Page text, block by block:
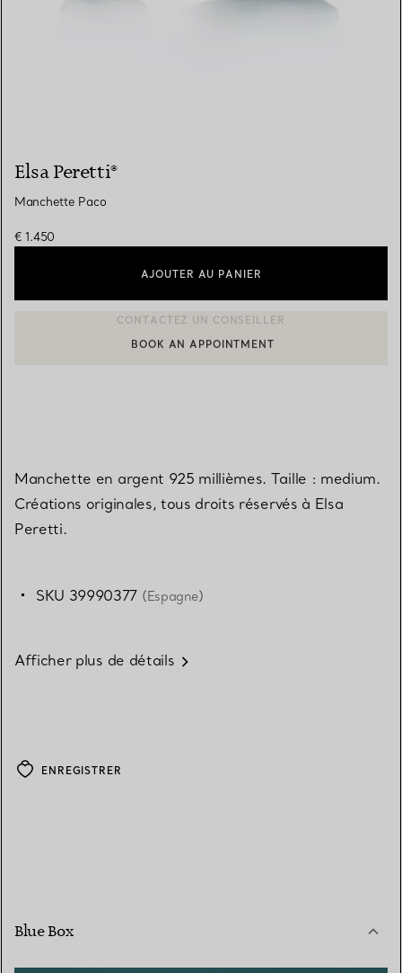
Elsa Peretti®
Manchette Paco
€ 1.450
AJOUTER AU PANIER
CONTACTER UN CONSEILLER CLIENT OU PRENDRE RENDEZ-
BOOK AN APPOINTMENT
Manchette en argent 925 millièmes. Taille : medium.
Créations originales, tous droits réservés à Elsa
Peretti.
SKU 39990377 (Espagne)
Afficher plus de détails
ENREGISTRER
Blue Box